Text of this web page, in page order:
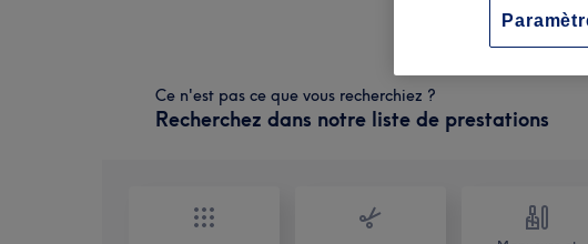
Ce n'est pas ce que vous recherchiez ?
Recherchez dans notre liste de prestations